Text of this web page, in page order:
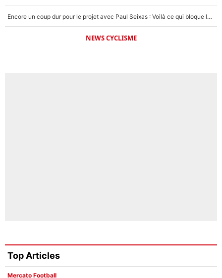
Encore un coup dur pour le projet avec Paul Seixas : Voilà ce qui bloque le transfert d’un coureur chez Decathlon-CMA CGM
NEWS CYCLISME
Top Articles
Mercato Football